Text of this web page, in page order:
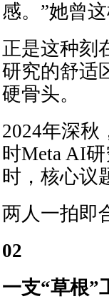
感。”她曾
正是这种刻
研究的舒适
硬骨头。
2024年深秋
时Meta AI
时，核心议
两人一拍即
02
一支“草根”